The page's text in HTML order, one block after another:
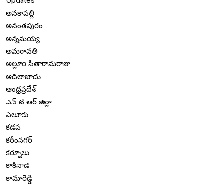
అనకాపల్లి
అనంతపురం
అన్నమయ్య
అమరావతి
అల్లూరి సీతారామరాజు
ఆదిలాబాదు
ఆంధ్రప్రదేశ్
ఎన్ టి ఆర్ జిల్లా
ఎలూరు
కడప
కరీంనగర్
కర్నూలు
కాకినాడ
కామారెడ్డి